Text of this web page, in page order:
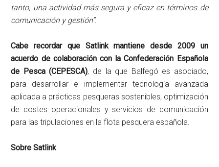
tanto, una actividad más segura y eficaz en términos de
comunicación y gestión”.
Cabe recordar que Satlink mantiene desde 2009 un
acuerdo de colaboración con la Confederación Española
de Pesca (CEPESCA), de la que Balfegó es asociado,
para desarrollar e implementar tecnología avanzada
aplicada a prácticas pesqueras sostenibles, optimización
de costes operacionales y servicios de comunicación
para las tripulaciones en la flota pesquera española.
Sobre Satlink